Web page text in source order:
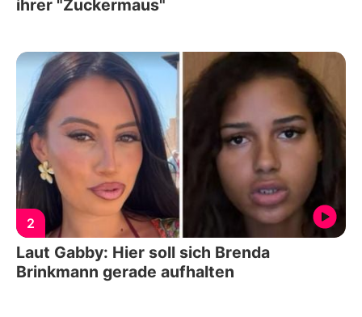
ihrer "Zuckermaus"
2
Laut Gabby: Hier soll sich Brenda
Brinkmann gerade aufhalten